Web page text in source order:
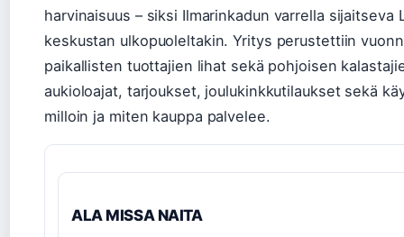
harvinaisuus – siksi Ilmarinkadun varrella sijaitseva
keskustan ulkopuoleltakin. Yritys perustettiin
paikallisten tuottajien lihat sekä pohjoisen
aukioloajat, tarjoukset, joulukinkkutilaukset sekä
milloin ja miten kauppa palvelee.
ALA MISSA NAITA